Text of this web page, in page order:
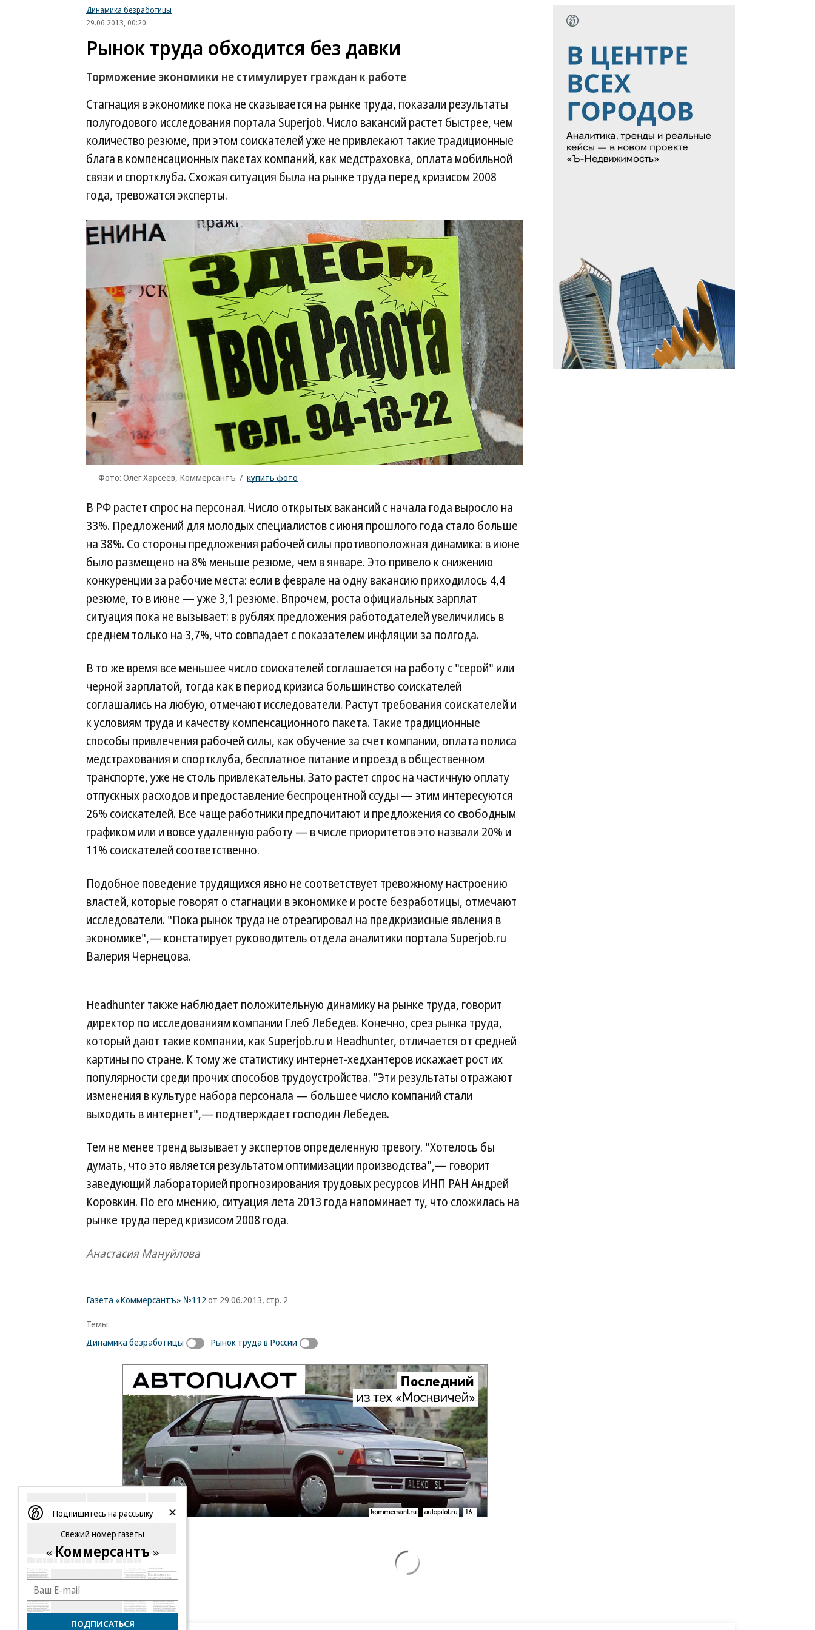
Динамика безработицы
29.06.2013, 00:20
Рынок труда обходится без давки
Торможение экономики не стимулирует граждан к работе
Стагнация в экономике пока не сказывается на рынке труда, показали результаты
полугодового исследования портала Superjob. Число вакансий растет быстрее, чем
количество резюме, при этом соискателей уже не привлекают такие традиционные
блага в компенсационных пакетах компаний, как медстраховка, оплата мобильной
связи и спортклуба. Схожая ситуация была на рынке труда перед кризисом 2008
года, тревожатся эксперты.
Фото: Олег Харсеев, Коммерсантъ / купить фото
В РФ растет спрос на персонал. Число открытых вакансий с начала года выросло на
33%. Предложений для молодых специалистов с июня прошлого года стало больше
на 38%. Со стороны предложения рабочей силы противоположная динамика: в июне
было размещено на 8% меньше резюме, чем в январе. Это привело к снижению
конкуренции за рабочие места: если в феврале на одну вакансию приходилось 4,4
резюме, то в июне — уже 3,1 резюме. Впрочем, роста официальных зарплат
ситуация пока не вызывает: в рублях предложения работодателей увеличились в
среднем только на 3,7%, что совпадает с показателем инфляции за полгода.
В то же время все меньшее число соискателей соглашается на работу с "серой" или
черной зарплатой, тогда как в период кризиса большинство соискателей
соглашались на любую, отмечают исследователи. Растут требования соискателей и
к условиям труда и качеству компенсационного пакета. Такие традиционные
способы привлечения рабочей силы, как обучение за счет компании, оплата полиса
медстрахования и спортклуба, бесплатное питание и проезд в общественном
транспорте, уже не столь привлекательны. Зато растет спрос на частичную оплату
отпускных расходов и предоставление беспроцентной ссуды — этим интересуются
26% соискателей. Все чаще работники предпочитают и предложения со свободным
графиком или и вовсе удаленную работу — в числе приоритетов это назвали 20% и
11% соискателей соответственно.
Подобное поведение трудящихся явно не соответствует тревожному настроению
властей, которые говорят о стагнации в экономике и росте безработицы, отмечают
исследователи. "Пока рынок труда не отреагировал на предкризисные явления в
экономике",— констатирует руководитель отдела аналитики портала Superjob.ru
Валерия Чернецова.
Headhunter также наблюдает положительную динамику на рынке труда, говорит
директор по исследованиям компании Глеб Лебедев. Конечно, срез рынка труда,
который дают такие компании, как Superjob.ru и Headhunter, отличается от средней
картины по стране. К тому же статистику интернет-хедхантеров искажает рост их
популярности среди прочих способов трудоустройства. "Эти результаты отражают
изменения в культуре набора персонала — большее число компаний стали
выходить в интернет",— подтверждает господин Лебедев.
Тем не менее тренд вызывает у экспертов определенную тревогу. "Хотелось бы
думать, что это является результатом оптимизации производства",— говорит
заведующий лабораторией прогнозирования трудовых ресурсов ИНП РАН Андрей
Коровкин. По его мнению, ситуация лета 2013 года напоминает ту, что сложилась на
рынке труда перед кризисом 2008 года.
Анастасия Мануйлова
Газета «Коммерсантъ» №112 от 29.06.2013, стр. 2
Темы:
Динамика безработицы
Рынок труда в России
Подпишитесь на рассылку
Свежий номер газеты
Коммерсантъ
ПОДПИСАТЬСЯ